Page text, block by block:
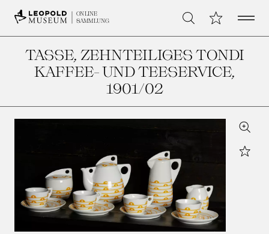
ONLINE
SAMMLUNG
Suche Meine Open
TASSE, ZEHNTEILIGES TONDI
KAFFEE- UND TEESERVICE,
1901/02
Zoom
Star